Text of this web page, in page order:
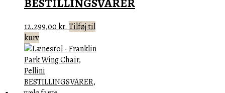
12.299,00kr. Tilføj til
kurv